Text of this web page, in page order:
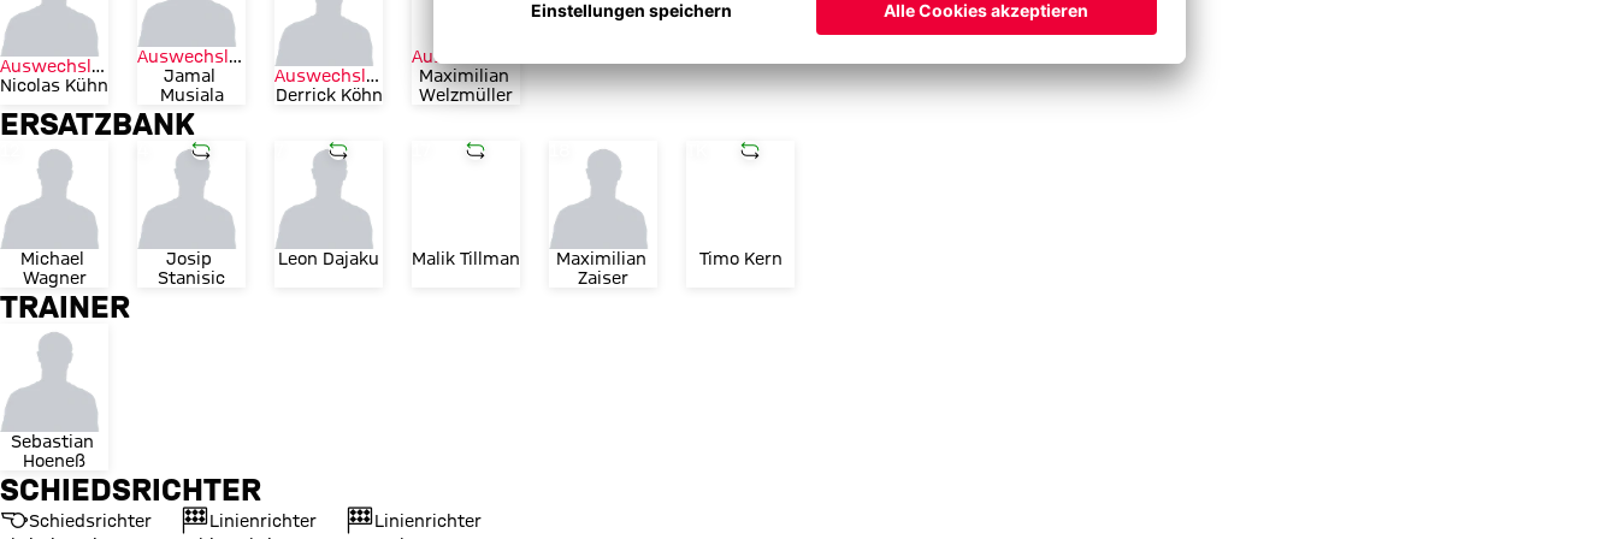
Auswechslung
Nicolas Kühn
Auswechslung
Jamal
Musiala
Auswechslung
Derrick Köhn
Maximilian
Welzmüller
ERSATZBANK
Trikotnummer
Michael
Wagner
Trikotnummer
Einwechslung
Josip
Stanisic
Trikotnummer
Einwechslung
Leon Dajaku
Trikotnummer
Einwechslung
Malik Tillman
Trikotnummer
Maximilian
Zaiser
Trikotnummer
Einwechslung
Timo Kern
TRAINER
Sebastian
Hoeneß
SCHIEDSRICHTER
Schiedsrichter
Linienrichter
Linienrichter